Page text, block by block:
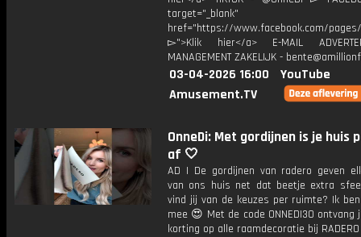
target="_blank"
href="https://www.facebook.com/pages/
▻">Klik hier</a> E-MAIL
MANAGEMENT ZAKELIJK -
03-04-2026 16:00
YouTube
Amusement.TV
OnneDi: Met gordijnen is je huis
af 🤍
AD | De gordijnen van radero geven
van ons huis net dat beetje extra
vind jij van de keuzes per ruimte? Ik
mee 😍 Met de code ONNEDI30 ontvang
korting op alle raamdecoratie bij RADERO